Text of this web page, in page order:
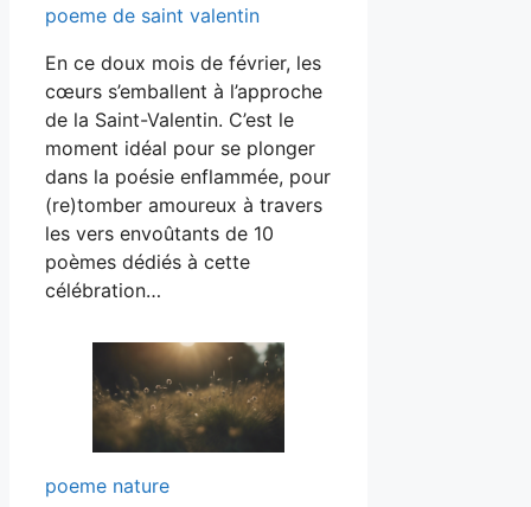
poeme de saint valentin
En ce doux mois de février, les
cœurs s’emballent à l’approche
de la Saint-Valentin. C’est le
moment idéal pour se plonger
dans la poésie enflammée, pour
(re)tomber amoureux à travers
les vers envoûtants de 10
poèmes dédiés à cette
célébration…
poeme nature